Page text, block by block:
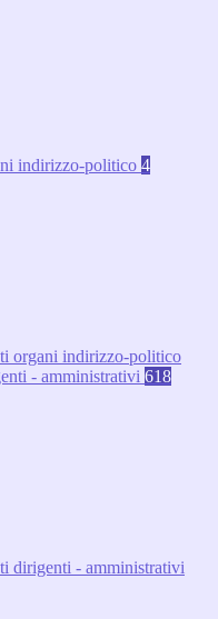
indirizzo-politico 4
organi indirizzo-politico
- amministrativi 618
dirigenti - amministrativi